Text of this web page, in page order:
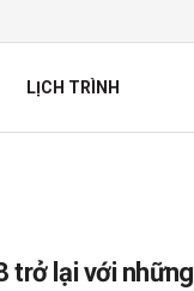
LỊCH TRÌNH
trở lại với những